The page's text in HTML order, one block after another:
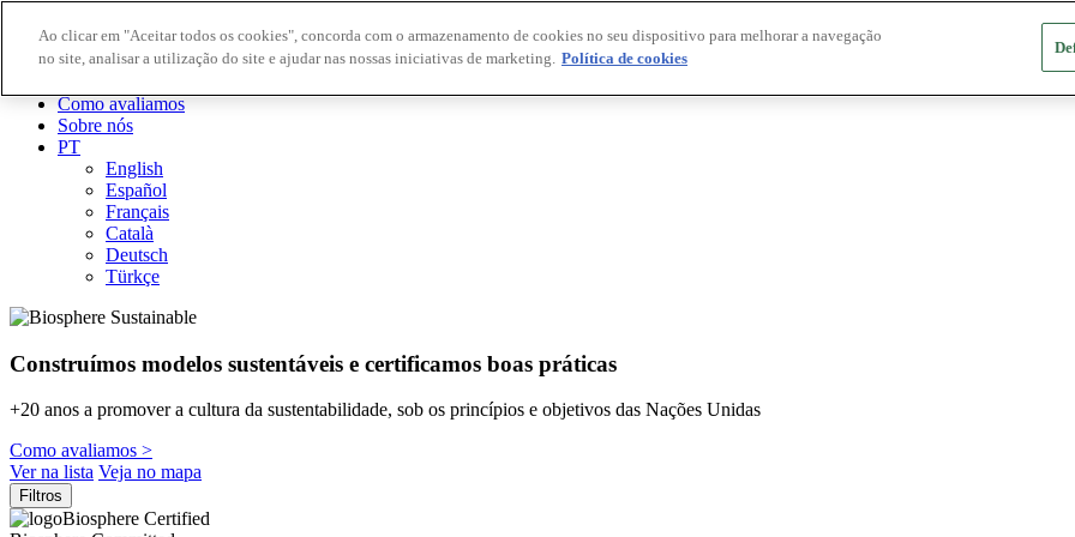
Destinos Biosphere
Como avaliamos
Sobre nós
PT
English
Español
Français
Català
Deutsch
Türkçe
Construímos modelos sustentáveis ​​e certificamos boas práticas
+20 anos a promover a cultura da sustentabilidade, sob os princípios e objetivos das Nações Unidas
Como avaliamos >
Ver na lista Veja no mapa
Filtros
Biosphere Certified
Ao clicar em "Aceitar todos os cookies", concorda com o armazenamento de cookies no seu dispositivo para melhorar a navegação
no site, analisar a utilização do site e ajudar nas nossas iniciativas de marketing. Política de cookies